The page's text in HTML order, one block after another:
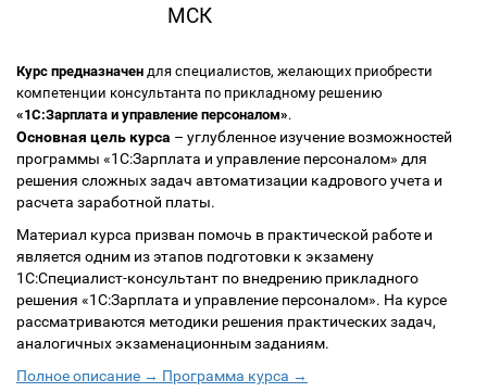
МСК
Курс предназначен для специалистов, желающих приобрести
компетенции консультанта по прикладному решению
«1С:Зарплата и управление персоналом».
Основная цель курса – углубленное изучение возможностей
программы «1С:Зарплата и управление персоналом» для
решения сложных задач автоматизации кадрового учета и
расчета заработной платы.
Материал курса призван помочь в практической работе и
является одним из этапов подготовки к экзамену
1С:Специалист-консультант по внедрению прикладного
решения «1С:Зарплата и управление персоналом». На курсе
рассматриваются методики решения практических задач,
аналогичных экзаменационным заданиям.
Полное описание → Программа курса →